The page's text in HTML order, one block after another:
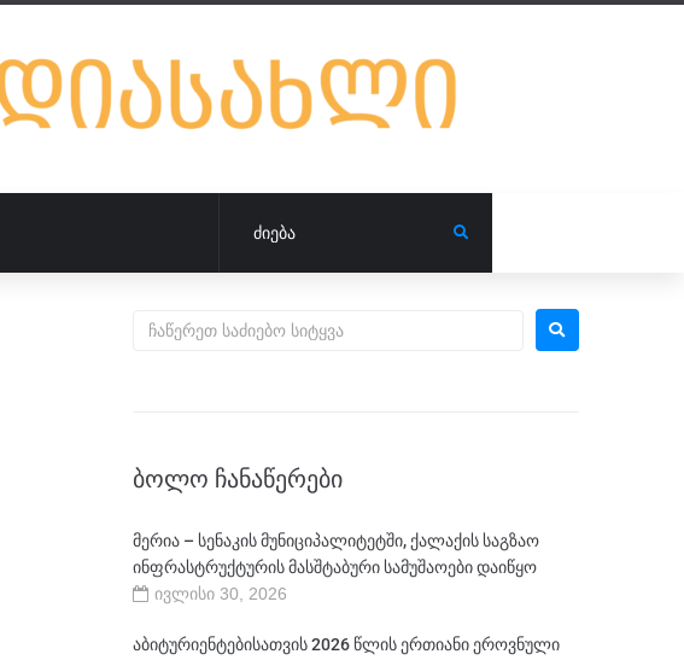
ᲑᲝᲚᲝ ᲩᲐᲜᲐᲬᲔᲠᲔᲑᲘ
მერია – სენაკის მუნიციპალიტეტში, ქალაქის საგზაო
ინფრასტრუქტურის მასშტაბური სამუშაოები დაიწყო
ივლისი 30, 2026
აბიტურიენტებისათვის 2026 წლის ერთიანი ეროვნული